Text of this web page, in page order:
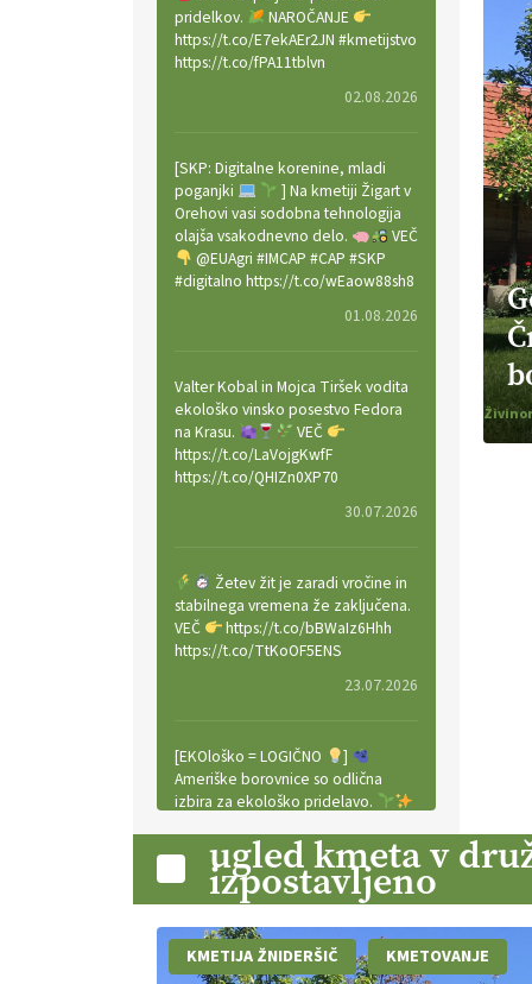
pridelkov.
NAROČANJE
https://t.co/E7ekAEr2JN #kmetijstvo
https://t.co/fPA11tblvn
02.08.2026
[SKP: Digitalne korenine, mladi
poganjki
] Na kmetiji Žigart v
Orehovi vasi sodobna tehnologija
olajša vsakodnevno delo.
VEČ
@EUAgri #IMCAP #CAP #SKP
#digitalno https://t.co/wEaow88sh8
01.08.2026
Valter Kobal in Mojca Tiršek vodita
ekološko vinsko posestvo Fedora
na Krasu.
VEČ
https://t.co/LaVojgKwfF
https://t.co/QHIZn0XP70
30.07.2026
Žetev žit je zaradi vročine in
stabilnega vremena že zaključena.
VEČ
https://t.co/bBWaIz6Hhh
https://t.co/TtKoOF5ENS
23.07.2026
[EKOloško = LOGIČNO
]
Ameriške borovnice so odlična
izbira za ekološko pridelavo.
@EUAgri #IMCAP #CAP
https://t.co/tQd9tB1THk
22.07.2026
Traktor je nepogrešljiv, a tudi
ugled kmeta v
izpostavljeno
KMETIJA ŽNIDERŠIČ KMETOVANJE